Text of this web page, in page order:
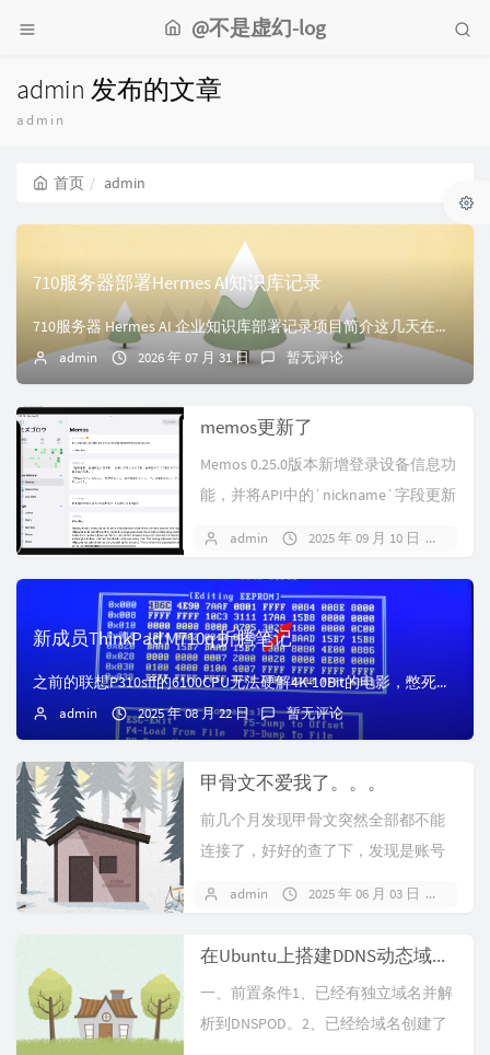
@不是虚幻-log
admin 发布的文章
admin
首页 admin
710服务器部署Hermes AI知识库记录
710服务器 Hermes AI 企业知识库部署记录项目简介这几天在家庭服务器环境中完成 Hermes AI Agent 部署，实现 Seafile 企业...
admin 2026 年 07 月 31 日 暂无评论
memos更新了
Memos 0.25.0版本新增登录设备信息功
能，并将API中的`nickname`字段更新
admin 2025 年 09 月 10 日
新成员ThinkPad M710q 折腾笔记
之前的联想P310sff的6100CPU无法硬解4K-10Bit的电影，憋死我了。实在憋不住，直接上了一台联想的I3-8100，DDR38+8，核显UHD...
admin 2025 年 08 月 22 日 暂无评论
甲骨文不爱我了。。。
前几个月发现甲骨文突然全部都不能
连接了，好好的查了下，发现是账号
admin 2025 年 06 月 03 日
在Ubuntu上搭建DDNS动态域名解析服务
一、前置条件1、已经有独立域名并解
析到DNSPOD。2、已经给域名创建了